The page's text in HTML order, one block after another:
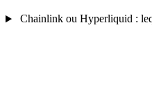
Chainlink ou Hyperliquid :